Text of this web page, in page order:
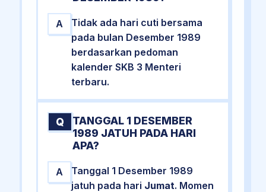
A
Tidak ada hari cuti bersama
pada bulan Desember 1989
berdasarkan pedoman
kalender SKB 3 Menteri
terbaru.
Q
TANGGAL 1 DESEMBER
1989 JATUH PADA HARI
APA?
A
Tanggal 1 Desember 1989
jatuh pada hari Jumat. Momen